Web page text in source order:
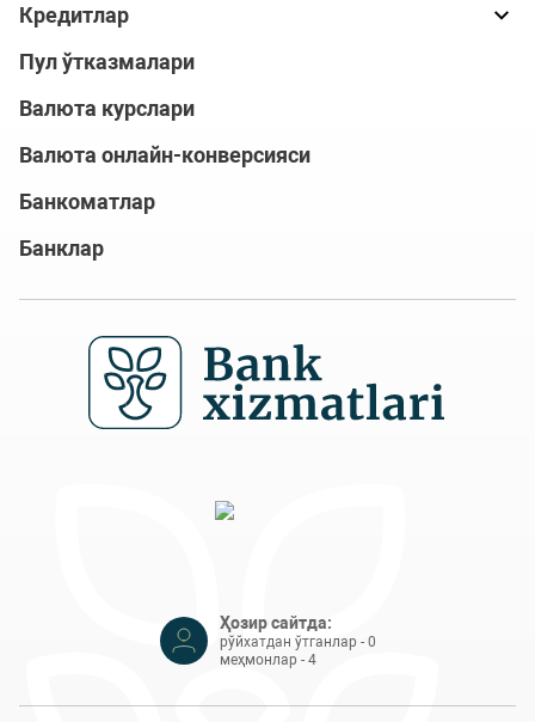
Кредитлар
Пул ўтказмалари
Валюта курслари
Валюта онлайн-конверсияси
Банкоматлар
Банклар
Ҳозир сайтда:
рўйхатдан ўтганлар - 0
меҳмонлар - 4